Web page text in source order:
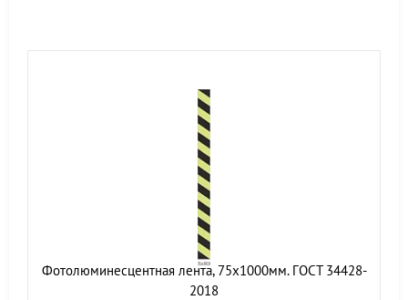
Фотолюминесцентная лента, 75х1000мм. ГОСТ 34428-
2018